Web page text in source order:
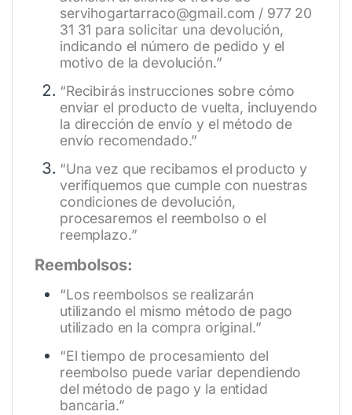
servihogartarraco@gmail.com / 977 20
31 31 para solicitar una devolución,
indicando el número de pedido y el
motivo de la devolución.”
“Recibirás instrucciones sobre cómo
enviar el producto de vuelta, incluyendo
la dirección de envío y el método de
envío recomendado.”
“Una vez que recibamos el producto y
verifiquemos que cumple con nuestras
condiciones de devolución,
procesaremos el reembolso o el
reemplazo.”
Reembolsos:
“Los reembolsos se realizarán
utilizando el mismo método de pago
utilizado en la compra original.”
“El tiempo de procesamiento del
reembolso puede variar dependiendo
del método de pago y la entidad
bancaria.”